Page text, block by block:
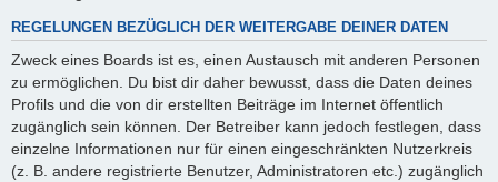
REGELUNGEN BEZÜGLICH DER WEITERGABE DEINER DATEN
Zweck eines Boards ist es, einen Austausch mit anderen Personen
zu ermöglichen. Du bist dir daher bewusst, dass die Daten deines
Profils und die von dir erstellten Beiträge im Internet öffentlich
zugänglich sein können. Der Betreiber kann jedoch festlegen, dass
einzelne Informationen nur für einen eingeschränkten Nutzerkreis
(z. B. andere registrierte Benutzer, Administratoren etc.) zugänglich